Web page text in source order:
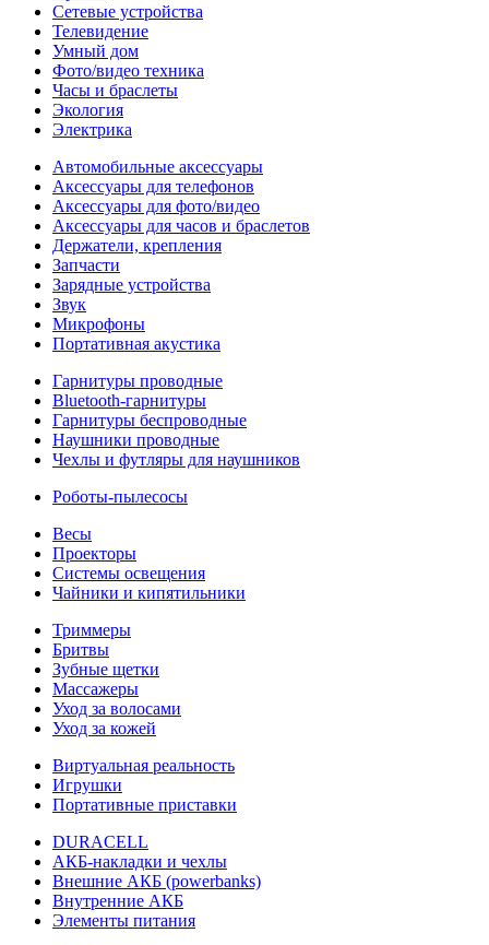
Сетевые устройства
Телевидение
Умный дом
Фото/видео техника
Часы и браслеты
Экология
Электрика
Автомобильные аксессуары
Аксессуары для телефонов
Аксессуары для фото/видео
Аксессуары для часов и браслетов
Держатели, крепления
Запчасти
Зарядные устройства
Звук
Микрофоны
Портативная акустика
Гарнитуры проводные
Bluetooth-гарнитуры
Гарнитуры беспроводные
Наушники проводные
Чехлы и футляры для наушников
Роботы-пылесосы
Весы
Проекторы
Системы освещения
Чайники и кипятильники
Триммеры
Бритвы
Зубные щетки
Массажеры
Уход за волосами
Уход за кожей
Виртуальная реальность
Игрушки
Портативные приставки
DURACELL
АКБ-накладки и чехлы
Внешние АКБ (powerbanks)
Внутренние АКБ
Элементы питания